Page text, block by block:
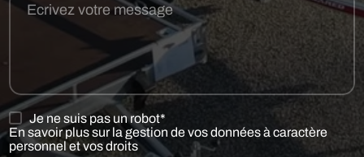
Je ne suis pas un robot*
En savoir plus sur la gestion de vos données à caractère
personnel et vos droits